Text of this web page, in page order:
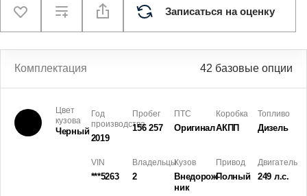
Записаться на оценку
Комплектация 42 базовые опции
Цвет
кузова
Черный
Год
производства
2019
Пробег
156 257
ПТС
Оригинал
Коробка
АКПП
Топливо
Дизель
VIN
***5263
Владельцы
2
Кузов
Внедорож­
ник
Привод
Полный
Двигатель
249 л.с.